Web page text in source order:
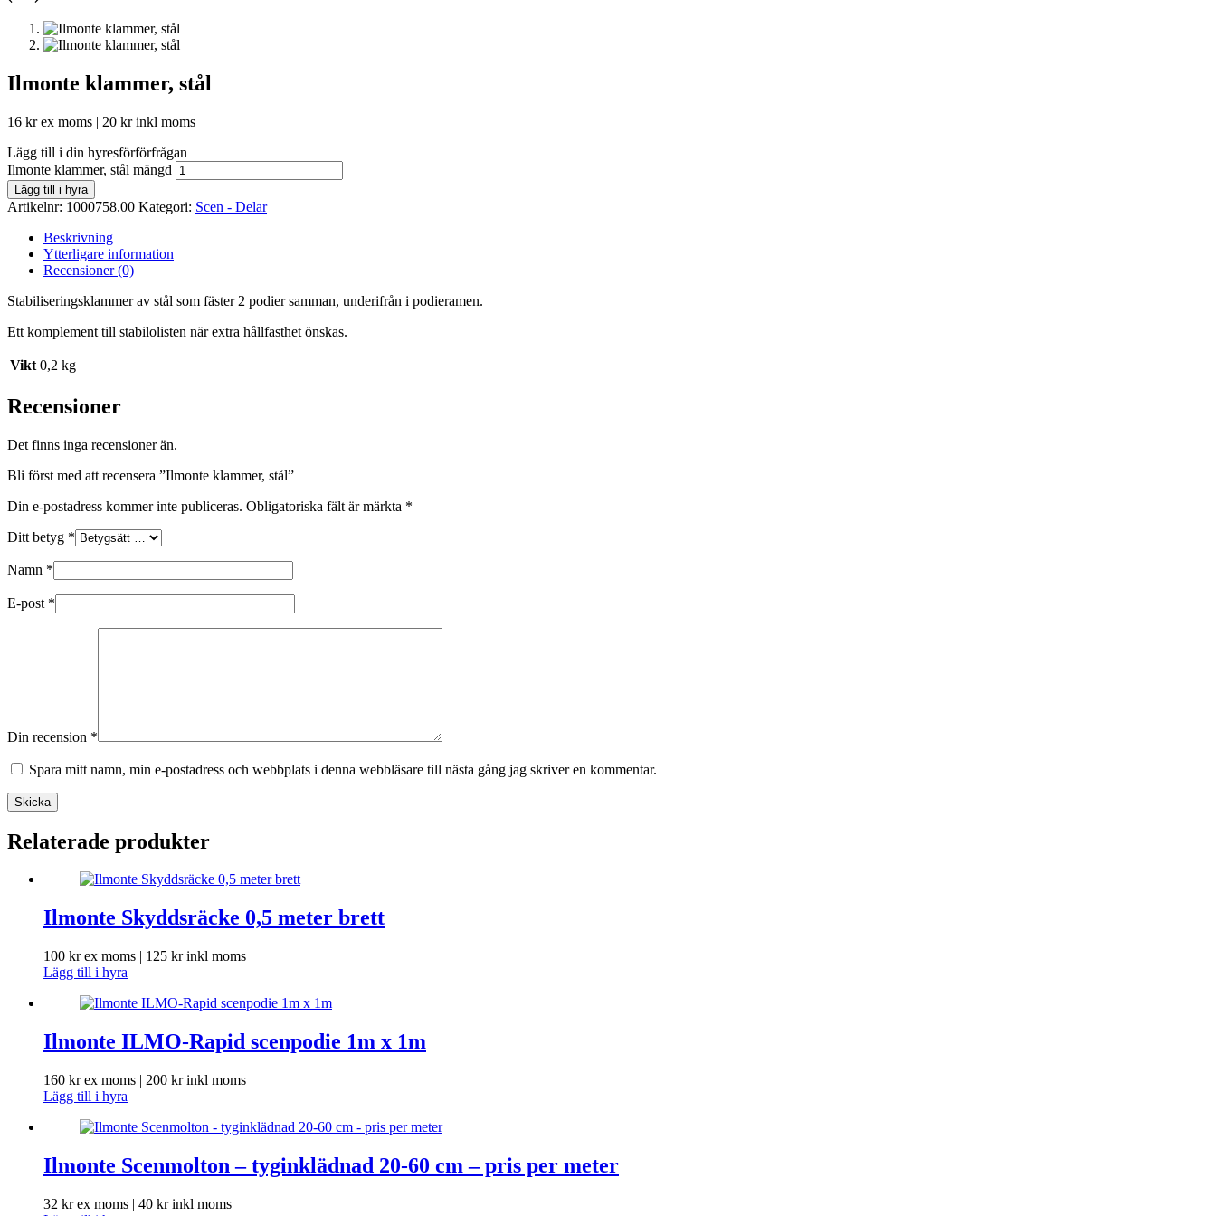
Ilmonte klammer, stål
16 krex moms | 20 krinkl moms
Lägg till i din hyresförförfrågan
Ilmonte klammer, stål mängd
Lägg till i hyra
Artikelnr: 1000758.00 Kategori: Scen - Delar
Beskrivning
Ytterligare information
Recensioner (0)
Stabiliseringsklammer av stål som fäster 2 podier samman, underifrån i podieramen.
Ett komplement till stabilolisten när extra hållfasthet önskas.
Vikt 0,2 kg
Recensioner
Det finns inga recensioner än.
Bli först med att recensera ”Ilmonte klammer, stål”
Din e-postadress kommer inte publiceras. Obligatoriska fält är märkta *
Ditt betyg *
Namn *
E-post *
Din recension *
Spara mitt namn, min e-postadress och webbplats i denna webbläsare till nästa gång jag skriver en kommentar.
Skicka
Relaterade produkter
Ilmonte Skyddsräcke 0,5 meter brett
100 krex moms | 125 krinkl moms
Lägg till i hyra
Ilmonte ILMO-Rapid scenpodie 1m x 1m
160 krex moms | 200 krinkl moms
Lägg till i hyra
Ilmonte Scenmolton – tyginklädnad 20-60 cm – pris per meter
32 krex moms | 40 krinkl moms